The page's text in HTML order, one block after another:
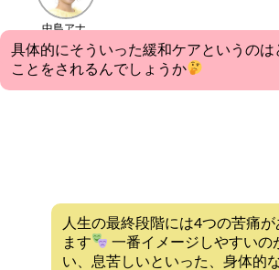
中島アナ
具体的にそういった緩和ケアというのは
ことをされるんでしょうか
人生の最終段階には4つの苦痛
ます
一番イメージしやすいの
い、息苦しいといった、身体的